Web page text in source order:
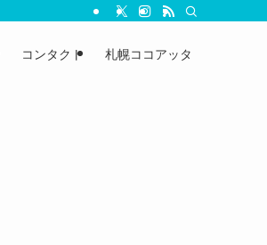
コンタクト 札幌ココアッタ